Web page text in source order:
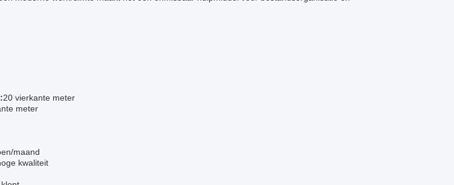
20 vierkante meter
meter
maand
kwaliteit